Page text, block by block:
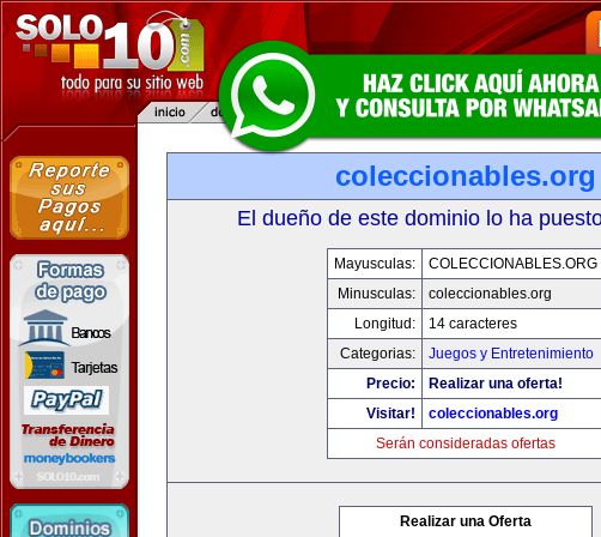
coleccionables.org
El dueño de este dominio lo ha
Mayusculas:
COLECCIONABLES.ORG
Minusculas:
coleccionables.org
Longitud:
14 caracteres
Categorias:
Juegos y Entretenimiento
Precio:
Realizar una oferta!
Visitar!
coleccionables.org
Serán consideradas ofertas
Realizar una Oferta